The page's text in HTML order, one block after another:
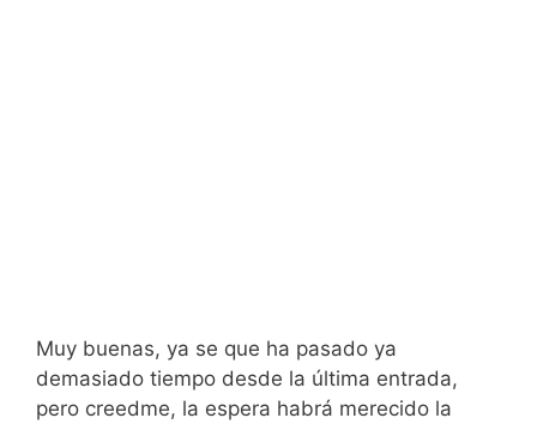
Muy buenas, ya se que ha pasado ya
demasiado tiempo desde la última entrada,
pero creedme, la espera habrá merecido la